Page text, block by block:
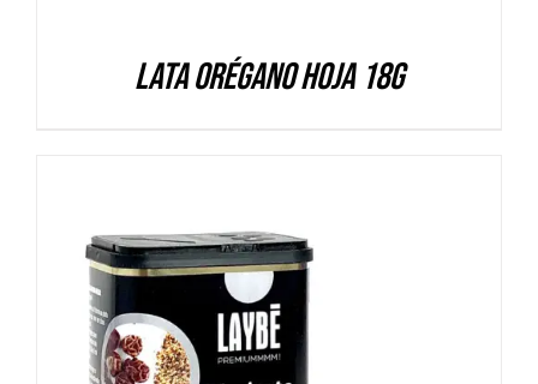
Lata Orégano hoja 18g